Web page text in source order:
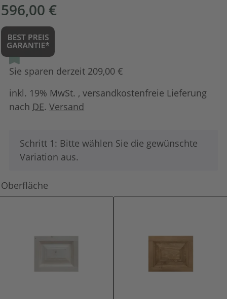
596,00 €
Sie sparen derzeit 209,00 €
inkl. 19% MwSt. , versandkostenfreie Lieferung
nach DE.Versand
x
Schritt 1: Bitte wählen Sie die gewünschte
Variation aus.
Oberfläche